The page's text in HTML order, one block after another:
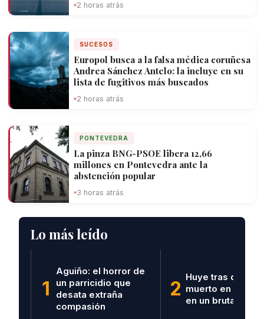
2 horas atrás
SUCESOS
Europol busca a la falsa médica coruñesa
Andrea Sánchez Antelo: la incluye en su
lista de fugitivos más buscados
2 horas atrás
PONTEVEDRA
La pinza BNG-PSOE libera 12,66
millones en Pontevedra ante la
abstención popular
3 horas atrás
Lo más leído
1
Aguiño: el horror de
un parricidio que
desata extraña
compasión
2
Huye tras dejar
muerto en
en un brutal